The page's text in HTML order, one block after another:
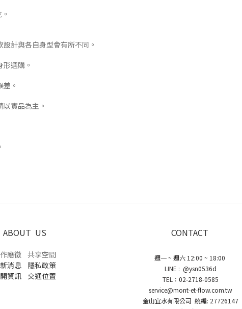
計與各自身型會有所不同。
選購。
。
實品為主。
ABOUT US
應徵 共享空間
消息
隱私政策
資訊
交通位置
CONTACT
週一 ~ 週六 12:00 ~ 18:00
LINE : @ysn0536d
TEL：02-2718-0585
service@mont-et-flow.com.tw
奎山宜水有限公司 統編: 27726147